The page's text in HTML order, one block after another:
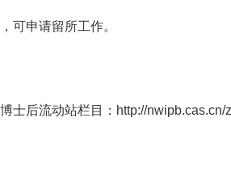
可申请留所工作。
后流动站栏目：http://nwipb.cas.cn/